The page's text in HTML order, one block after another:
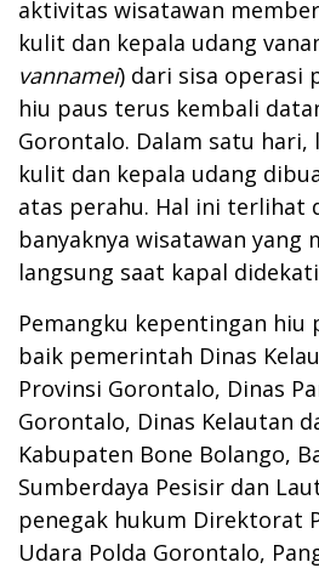
aktivitas wisatawan
kulit dan kepala udang
vannamei) dari sisa operasi
hiu paus terus kembali
Gorontalo. Dalam satu hari,
kulit dan kepala udang
atas perahu. Hal ini terlihat
banyaknya wisatawan yang
langsung saat kapal
Pemangku kepentingan hiu
baik pemerintah Dinas
Provinsi Gorontalo, Dinas
Gorontalo, Dinas Kelautan
Kabupaten Bone Bolango,
Sumberdaya Pesisir dan
penegak hukum Direktorat
Udara Polda Gorontalo,